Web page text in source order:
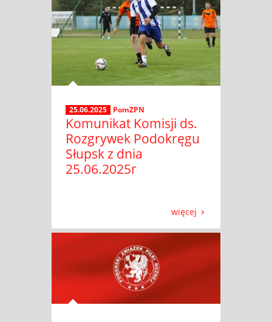
25.06.2025 PomZPN
Komunikat Komisji ds.
Rozgrywek Podokręgu
Słupsk z dnia
25.06.2025r
więcej